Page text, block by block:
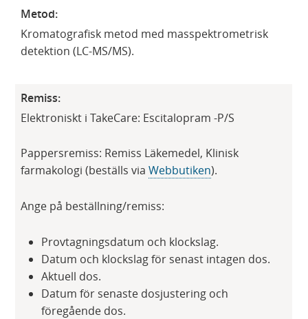
Metod:
Kromatografisk metod med masspektrometrisk
detektion (LC-MS/MS).
Remiss:
Elektroniskt i TakeCare: Escitalopram -P/S
Pappersremiss: Remiss Läkemedel, Klinisk
farmakologi (beställs viaWebbutiken).
Ange på beställning/remiss:
Provtagningsdatum och klockslag.
Datum och klockslag för senast intagen dos.
Aktuell dos.
Datum för senaste dosjustering och
föregående dos.